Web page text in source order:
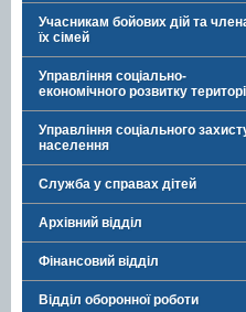
Учасникам бойових дій та
їх сімей
Управління соціально-
економічного розвитку
Управління соціального
населення
Служба у справах дітей
Архівний відділ
Фінансовий відділ
Відділ оборонної роботи